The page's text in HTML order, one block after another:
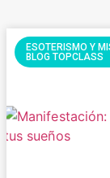
ESOTERISMO Y
BLOG TOPCLASS